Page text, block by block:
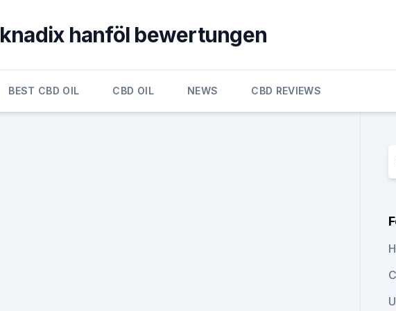
knadix hanföl bewertungen
BEST CBD OIL CBD OIL NEWS CBD REVIEWS